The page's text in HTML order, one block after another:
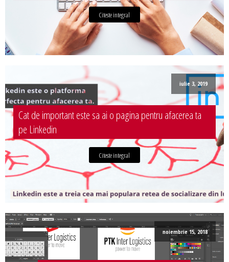
Citeste integral
iulie 3, 2019
Cat de important este sa ai o pagina pentru afacerea ta
pe Linkedin
Citeste integral
noiembrie 15, 2018